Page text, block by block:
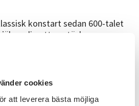
cookies
att leverera bästa möjliga
konstart sedan 600-talet
dig att upptäcka
dig.
en studiecirkel startas upp.